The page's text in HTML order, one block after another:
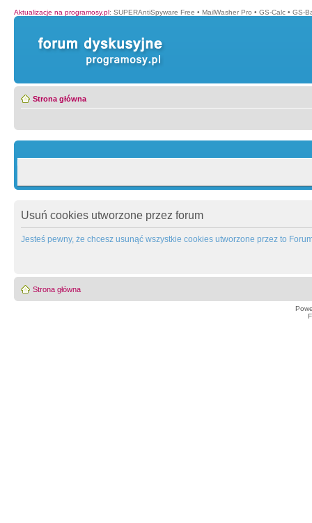
Aktualizacje na programosy.pl: SUPERAntiSpyware Free • MailWasher Pro • GS-Calc • GS-
Strona główna
Usuń cookies utworzone przez forum
Jesteś pewny, że chcesz usunąć wszystkie cookies utworzone przez to
Strona główna